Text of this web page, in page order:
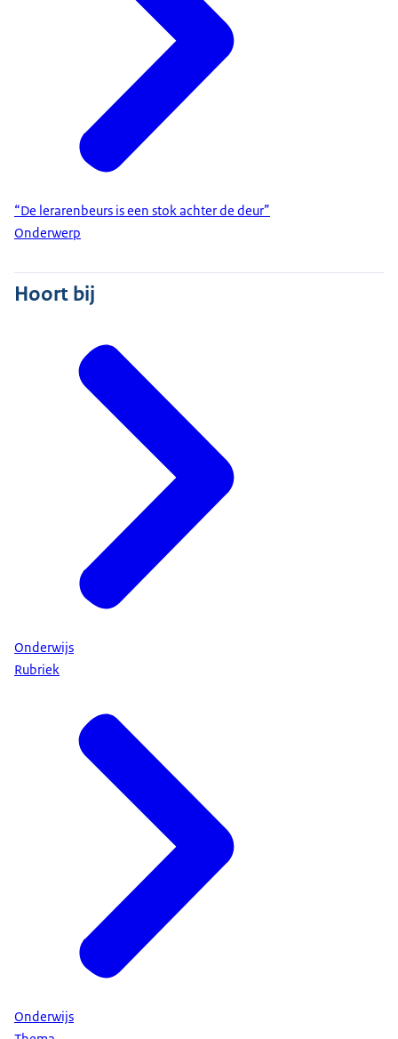
“De lerarenbeurs is een stok achter de deur”
Onderwerp
Hoort bij
Onderwijs
Rubriek
Onderwijs